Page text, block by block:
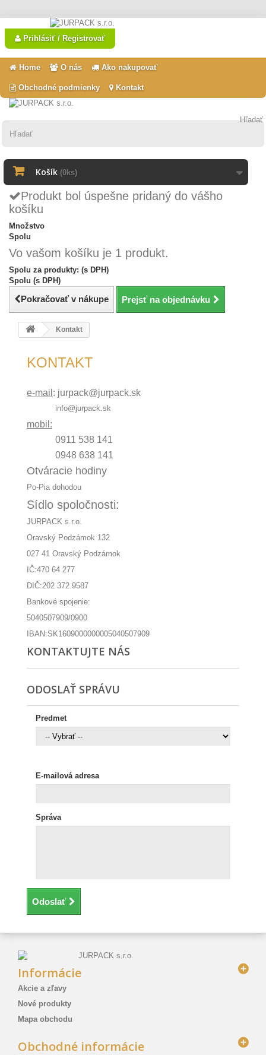
Prihlásiť / Registrovať
Home O nás Ako nakupovať
Obchodné podmienky Kontakt
Hľadať
Košík (0ks)
Produkt bol úspešne pridaný do vášho
košíku
Množstvo
Spolu
Vo vašom košíku je 1 produkt.
Spolu za produkty: (s DPH)
Spolu (s DPH)
Pokračovať v nákupe Prejsť na objednávku
Kontakt
KONTAKT
e-mail : jurpack@jurpack.sk
info@jurpack.sk
mobil:
0911 538 141
0948 638 141
Otváracie hodiny
Po-Pia dohodou
Sídlo spoločnosti:
JURPACK s.r.o.
Oravský Podzámok 132
027 41 Oravský Podzámok
IČ:470 64 277
DIČ:202 372 9587
Bankové spojenie:
5040507909/0900
IBAN:SK1609000000005040507909
KONTAKTUJTE NÁS
ODOSLAŤ SPRÁVU
Predmet
E-mailová adresa
Správa
Odoslať
Informácie
Akcie a zľavy
Nové produkty
Mapa obchodu
Obchodné informácie